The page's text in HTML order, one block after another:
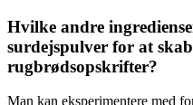
Hvilke andre
surdejspulver for at
rugbrødsopskrifter?
Man kan eksperimentere med